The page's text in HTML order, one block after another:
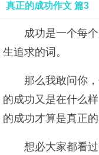
真正的成功作文 篇3
成功是一个每
生追求的词。
那么我敢问你
的成功又是在什么
的成功才算是真正
想必大家都看